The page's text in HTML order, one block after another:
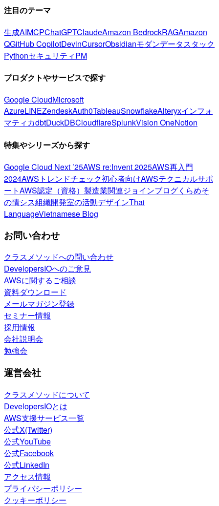
注目のテーマ
生成AIMCPChatGPTClaudeAmazon BedrockRAGAmazon
QGitHub CopilotDevinCursorObsidianモダンデータスタック
PythonセキュリティPM
プロダクトやサービスで探す
Google CloudMicrosoft
AzureLINEZendeskAuth0TableauSnowflakeAlteryxインフォ
マティカdbtDuckDBCloudflareSplunkVision OneNotion
特集やシリーズから探す
Google Cloud Next ’25AWS re:Invent 2025AWS再入門
2024AWSトレンドチェック初心者向けAWSテクニカルサポ
ートAWS認定（資格） 製造業関連ジョインブログくらめそ
の情シス組織開発室の活動デザインThai
LanguageVietnamese Blog
お問い合わせ
クラスメソッドへの問い合わせ
DevelopersIOへのご意見
AWSに関するご相談
資料ダウンロード
メールマガジン登録
セミナー情報
採用情報
会社説明会
勉強会
運営会社
クラスメソッドについて
DevelopersIOとは
AWS支援サービス一覧
公式X(Twitter)
公式YouTube
公式Facebook
公式LinkedIn
アクセス情報
プライバシーポリシー
クッキーポリシー